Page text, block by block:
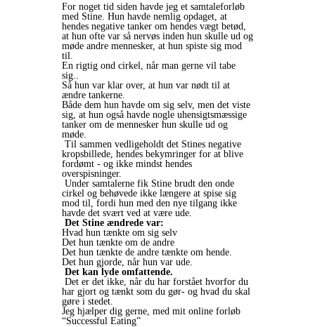
For noget tid siden havde jeg et samtaleforløb
med Stine. Hun havde nemlig opdaget, at
hendes negative tanker om hendes vægt betød,
at hun ofte var så nervøs inden hun skulle ud og
møde andre mennesker, at hun spiste sig mod
til.
En rigtig ond cirkel, når man gerne vil tabe
sig..
Så hun var klar over, at hun var nødt til at
ændre tankerne.
Både dem hun havde om sig selv, men det viste
sig, at hun også havde nogle uhensigtsmæssige
tanker om de mennesker hun skulle ud og
møde.
Til sammen vedligeholdt det Stines negative
kropsbillede, hendes bekymringer for at blive
fordømt - og ikke mindst hendes
overspisninger.
Under samtalerne fik Stine brudt den onde
cirkel og behøvede ikke længere at spise sig
mod til, fordi hun med den nye tilgang ikke
havde det svært ved at være ude.
Det Stine ændrede var:
Hvad hun tænkte om sig selv
Det hun tænkte om de andre
Det hun tænkte de andre tænkte om hende.
Det hun gjorde, når hun var ude.
Det kan lyde omfattende.
Det er det ikke, når du har forstået hvorfor du
har gjort og tænkt som du gør- og hvad du skal
gøre i stedet.
Jeg hjælper dig gerne, med mit online forløb
“Successful Eating”